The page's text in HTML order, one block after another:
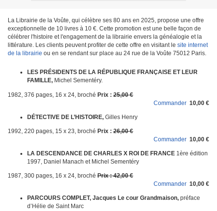
La Librairie de la Voûte, qui célèbre ses 80 ans en 2025, propose une offre
exceptionnelle de 10 livres à 10 €. Cette promotion est une belle façon de
célébrer l'histoire et l'engagement de la librairie envers la généalogie et la
littérature. Les clients peuvent profiter de cette offre en visitant le site internet
de la librairie ou en se rendant sur place au 24 rue de la Voûte 75012 Paris.
LES PRÉSIDENTS DE LA RÉPUBLIQUE FRANÇAISE ET LEUR
FAMILLE, Michel Sementéry.
1982, 376 pages, 16 x 24, broché Prix : 25,00 €
Commander 10,00 €
DÉTECTIVE DE L’HISTOIRE, Gilles Henry
1992, 220 pages, 15 x 23, broché Prix : 26,00 €
Commander 10,00 €
LA DESCENDANCE DE CHARLES X ROI DE FRANCE 1ère édition
1997, Daniel Manach et Michel Sementéry
1987, 300 pages, 16 x 24, broché Prix : 42,00 €
Commander 10,00 €
PARCOURS COMPLET, Jacques Le cour Grandmaison, préface
d’Hélie de Saint Marc